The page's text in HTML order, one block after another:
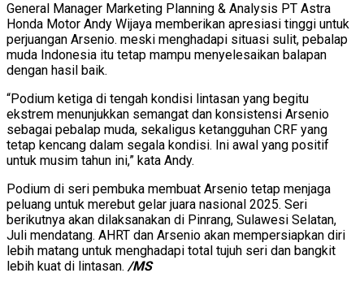
General Manager Marketing Planning & Analysis PT Astra
Honda Motor Andy Wijaya memberikan apresiasi tinggi untuk
perjuangan Arsenio. meski menghadapi situasi sulit, pebalap
muda Indonesia itu tetap mampu menyelesaikan balapan
dengan hasil baik.
“Podium ketiga di tengah kondisi lintasan yang begitu
ekstrem menunjukkan semangat dan konsistensi Arsenio
sebagai pebalap muda, sekaligus ketangguhan CRF yang
tetap kencang dalam segala kondisi. Ini awal yang positif
untuk musim tahun ini,” kata Andy.
Podium di seri pembuka membuat Arsenio tetap menjaga
peluang untuk merebut gelar juara nasional 2025. Seri
berikutnya akan dilaksanakan di Pinrang, Sulawesi Selatan,
Juli mendatang. AHRT dan Arsenio akan mempersiapkan diri
lebih matang untuk menghadapi total tujuh seri dan bangkit
lebih kuat di lintasan. /MS